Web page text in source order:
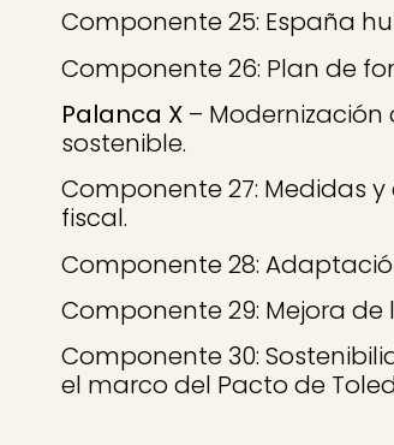
Componente 25: España
Componente 26: Plan de
Palanca X– Modernización
sostenible.
Componente 27: Medidas
fiscal.
Componente 28:
Componente 29: Mejora
Componente 30:
el marco del Pacto de